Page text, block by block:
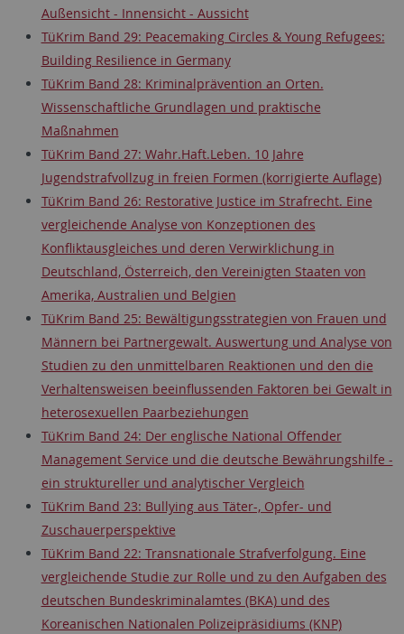
Außensicht - Innensicht - Aussicht
TüKrim Band 29: Peacemaking Circles & Young Refugees:
Building Resilience in Germany
TüKrim Band 28: Kriminalprävention an Orten.
Wissenschaftliche Grundlagen und praktische
Maßnahmen
TüKrim Band 27: Wahr.Haft.Leben. 10 Jahre
Jugendstrafvollzug in freien Formen (korrigierte Auflage)
TüKrim Band 26: Restorative Justice im Strafrecht. Eine
vergleichende Analyse von Konzeptionen des
Konfliktausgleiches und deren Verwirklichung in
Deutschland, Österreich, den Vereinigten Staaten von
Amerika, Australien und Belgien
TüKrim Band 25: Bewältigungsstrategien von Frauen und
Männern bei Partnergewalt. Auswertung und Analyse von
Studien zu den unmittelbaren Reaktionen und den die
Verhaltensweisen beeinflussenden Faktoren bei Gewalt in
heterosexuellen Paarbeziehungen
TüKrim Band 24: Der englische National Offender
Management Service und die deutsche Bewährungshilfe -
ein struktureller und analytischer Vergleich
TüKrim Band 23: Bullying aus Täter-, Opfer- und
Zuschauerperspektive
TüKrim Band 22: Transnationale Strafverfolgung. Eine
vergleichende Studie zur Rolle und zu den Aufgaben des
deutschen Bundeskriminalamtes (BKA) und des
Koreanischen Nationalen Polizeipräsidiums (KNP)